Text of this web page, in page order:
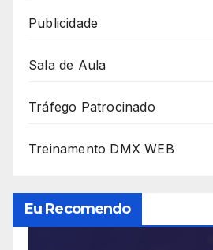
Publicidade
Sala de Aula
Tráfego Patrocinado
Treinamento DMX WEB
Eu Recomendo